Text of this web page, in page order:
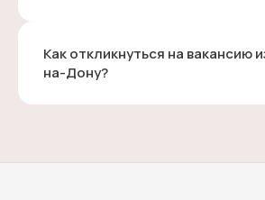
Как откликнуться на вакансию
на-Дону?